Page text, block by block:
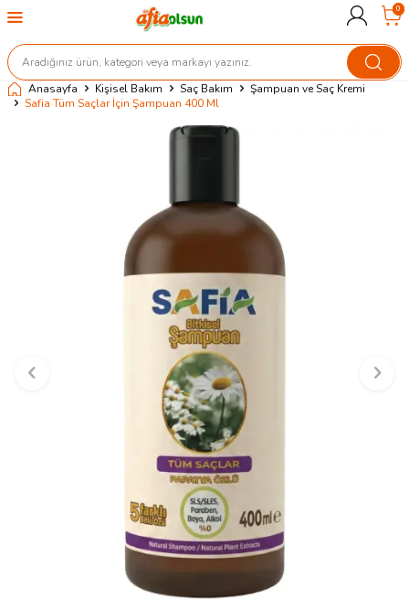
0
Anasayfa Kişisel Bakım Saç Bakım
Şampuan ve Saç Kremi
Safia Tüm Saçlar İçin Şampuan 400 Ml